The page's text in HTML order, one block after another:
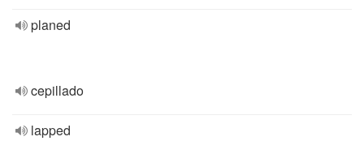
planed
cepillado
lapped